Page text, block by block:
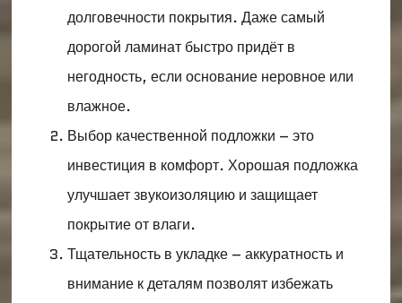
долговечности покрытия. Даже самый
дорогой ламинат быстро придёт в
негодность, если основание неровное или
влажное.
Выбор качественной подложки – это
инвестиция в комфорт. Хорошая подложка
улучшает звукоизоляцию и защищает
покрытие от влаги.
Тщательность в укладке – аккуратность и
внимание к деталям позволят избежать